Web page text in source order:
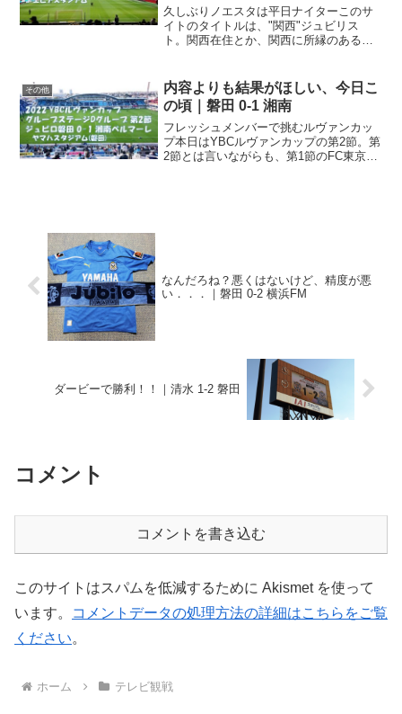
久しぶりノエスタは平日ナイターこのサ
イトのタイトルは、"関西"ジュビリス
ト。関西在住とか、関西に所縁のあるジ
ています。今となっては、別に関西に縁
も所縁もない方も多いので...
その他
内容よりも結果がほしい、今日こ
の頃｜磐田 0-1 湘南
フレッシュメンバーで挑むルヴァンカッ
プ本日はYBCルヴァンカップの第2節。第
2節とは言いながらも、第1節のFC東京戦
なんだろね？悪くはないけど、精度が悪
い．．．｜磐田 0-2 横浜FM
ダービーで勝利！！｜清水 1-2 磐田
コメント
コメントを書き込む
このサイトはスパムを低減するために Akismet を使って
います。
コメントデータの処理方法の詳細はこちらをご覧
ください。
ホーム テレビ観戦